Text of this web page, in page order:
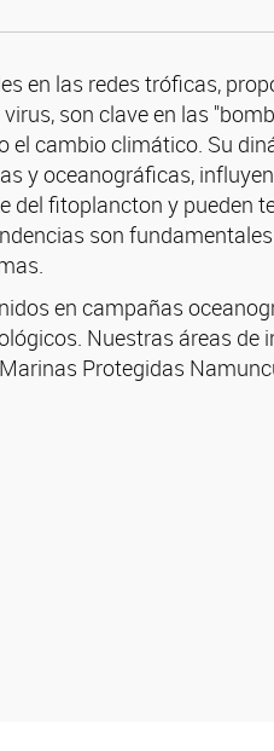
en las redes tróficas,
son clave en las
el cambio climático. Su
y oceanográficas,
fitoplancton y pueden
son
en campañas
Nuestras áreas de
Protegidas